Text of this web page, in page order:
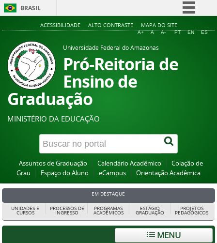
BRASIL
Simplifique!
Acesso à informação
ACESSIBILIDADE ALTO CONTRASTE MAPA DO SITE
A+ A A- PT EN ES
Universidade Federal do Amazonas
Pró-Reitoria de
Ensino de
Graduação
MINISTÉRIO DA EDUCAÇÃO
Assuntos de Graduação Calendário Acadêmico
Colação de
Grau
Espaço do Aluno eCampus Orientação Acadêmica
EM DESTAQUE
UNIDADES E
CURSOS
PROCESSOS DE
INGRESSO
PROGRAMAS
ACADÊMICOS
ESTÁGIO
GRADUAÇÃO
PROJETOS
PEDAGÓGICOS
MENU